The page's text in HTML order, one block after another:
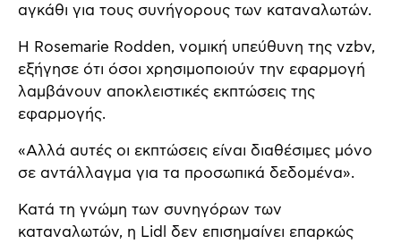
αγκάθι για τους συνήγορους των καταναλωτών.
Η Rosemarie Rodden, νομική υπεύθυνη της vzbv,
εξήγησε ότι όσοι χρησιμοποιούν την εφαρμογή
λαμβάνουν αποκλειστικές εκπτώσεις της
εφαρμογής.
«Αλλά αυτές οι εκπτώσεις είναι διαθέσιμες μόνο
σε αντάλλαγμα για τα προσωπικά δεδομένα».
Κατά τη γνώμη των συνηγόρων των
καταναλωτών, η Lidl δεν επισημαίνει επαρκώς